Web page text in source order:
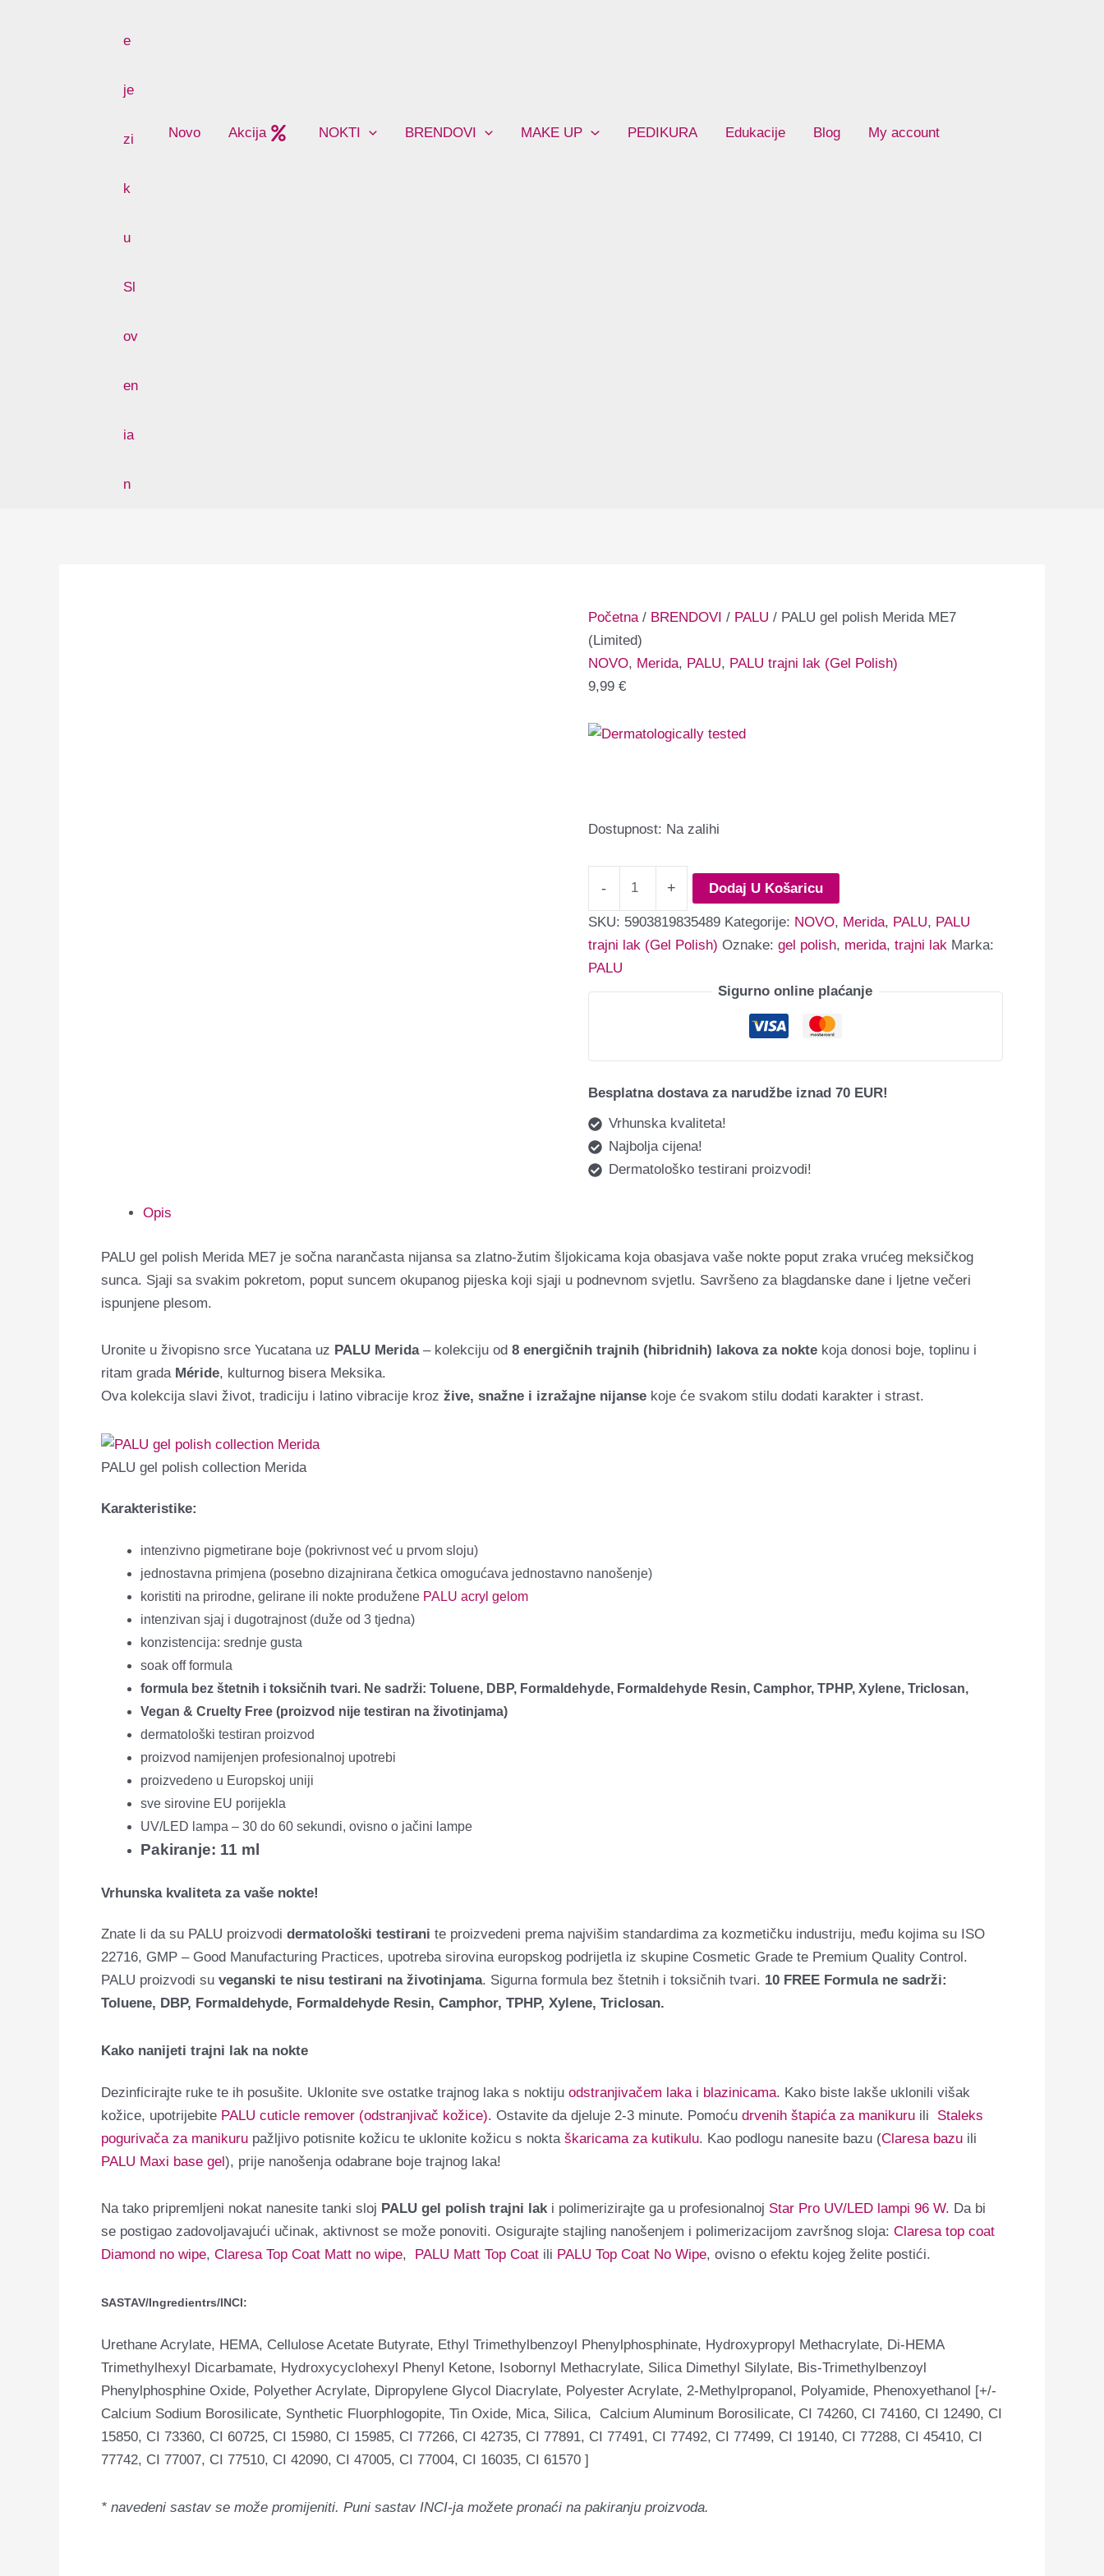
Novo Akcija NOKTI BRENDOVI MAKE UP PEDIKURA Edukacije Blog My account
Početna/ BRENDOVI / PALU / PALU gel polish Merida ME7
(Limited)
NOVO, Merida, PALU, PALU trajni lak (Gel Polish)
9,99 €
Dostupnost: Na zalihi
- + Dodaj U Košaricu
SKU: 5903819835489 Kategorije: NOVO, Merida, PALU, PALU
trajni lak (Gel Polish) Oznake: gel polish, merida, trajni lak Marka:
PALU
Sigurno online plaćanje
Besplatna dostava za narudžbe iznad 70 EUR!
Vrhunska kvaliteta!
Najbolja cijena!
Dermatološko testirani proizvodi!
Opis
PALU gel polish Merida ME7 je sočna narančasta nijansa sa zlatno-žutim šljokicama koja obasjava vaše nokte poput zraka vrućeg meksičkog
sunca. Sjaji sa svakim pokretom, poput suncem okupanog pijeska koji sjaji u podnevnom svjetlu. Savršeno za blagdanske dane i ljetne večeri
ispunjene plesom.
Uronite u živopisno srce Yucatana uz PALU Merida– kolekciju od 8 energičnih trajnih (hibridnih) lakova za nokte koja donosi boje, toplinu i
ritam grada Méride, kulturnog bisera Meksika.
Ova kolekcija slavi život, tradiciju i latino vibracije kroz žive, snažne i izražajne nijanse koje će svakom stilu dodati karakter i strast.
PALU gel polish collection Merida
Karakteristike:
intenzivno pigmetirane boje (pokrivnost već u prvom sloju)
jednostavna primjena (posebno dizajnirana četkica omogućava jednostavno nanošenje)
koristiti na prirodne, gelirane ili nokte produžene PALU acryl gelom
intenzivan sjaj i dugotrajnost (duže od 3 tjedna)
konzistencija: srednje gusta
soak off formula
formula bez štetnih i toksičnih tvari. Ne sadrži: Toluene, DBP, Formaldehyde, Formaldehyde Resin, Camphor, TPHP, Xylene, Triclosan,
Vegan & Cruelty Free (proizvod nije testiran na životinjama)
dermatološki testiran proizvod
proizvod namijenjen profesionalnoj upotrebi
proizvedeno u Europskoj uniji
sve sirovine EU porijekla
UV/LED lampa – 30 do 60 sekundi, ovisno o jačini lampe
Pakiranje: 11 ml
Vrhunska kvaliteta za vaše nokte!
Znate li da su PALU proizvodi dermatološki testirani te proizvedeni prema najvišim standardima za kozmetičku industriju, među kojima su ISO
22716, GMP – Good Manufacturing Practices, upotreba sirovina europskog podrijetla iz skupine Cosmetic Grade te Premium Quality Control.
PALU proizvodi su veganski te nisu testirani na životinjama. Sigurna formula bez štetnih i toksičnih tvari. 10 FREE Formula ne sadrži:
Toluene, DBP, Formaldehyde, Formaldehyde Resin, Camphor, TPHP, Xylene, Triclosan.
Kako nanijeti trajni lak na nokte
Dezinficirajte ruke te ih posušite. Uklonite sve ostatke trajnog laka s noktiju odstranjivačem laka i blazinicama. Kako biste lakše uklonili višak
kožice, upotrijebite PALU cuticle remover (odstranjivač kožice). Ostavite da djeluje 2-3 minute. Pomoću drvenih štapića za manikuru ili Staleks
pogurivača za manikuru pažljivo potisnite kožicu te uklonite kožicu s nokta škaricama za kutikulu. Kao podlogu nanesite bazu (Claresa bazu ili
PALU Maxi base gel), prije nanošenja odabrane boje trajnog laka!
Na tako pripremljeni nokat nanesite tanki sloj PALU gel polish trajni lak i polimerizirajte ga u profesionalnoj Star Pro UV/LED lampi 96 W. Da bi
se postigao zadovoljavajući učinak, aktivnost se može ponoviti. Osigurajte stajling nanošenjem i polimerizacijom završnog sloja: Claresa top coat
Diamond no wipe, Claresa Top Coat Matt no wipe, PALU Matt Top Coat ili PALU Top Coat No Wipe, ovisno o efektu kojeg želite postići.
SASTAV/Ingredientrs/INCI:
Urethane Acrylate, HEMA, Cellulose Acetate Butyrate, Ethyl Trimethylbenzoyl Phenylphosphinate, Hydroxypropyl Methacrylate, Di-HEMA
Trimethylhexyl Dicarbamate, Hydroxycyclohexyl Phenyl Ketone, Isobornyl Methacrylate, Silica Dimethyl Silylate, Bis-Trimethylbenzoyl
Phenylphosphine Oxide, Polyether Acrylate, Dipropylene Glycol Diacrylate, Polyester Acrylate, 2-Methylpropanol, Polyamide, Phenoxyethanol [+/-
Calcium Sodium Borosilicate, Synthetic Fluorphlogopite, Tin Oxide, Mica, Silica, Calcium Aluminum Borosilicate, CI 74260, CI 74160, CI 12490, CI
15850, CI 73360, CI 60725, CI 15980, CI 15985, CI 77266, CI 42735, CI 77891, CI 77491, CI 77492, CI 77499, CI 19140, CI 77288, CI 45410, CI
77742, CI 77007, CI 77510, CI 42090, CI 47005, CI 77004, CI 16035, CI 61570 ]
* navedeni sastav se može promijeniti. Puni sastav INCI-ja možete pronaći na pakiranju proizvoda.